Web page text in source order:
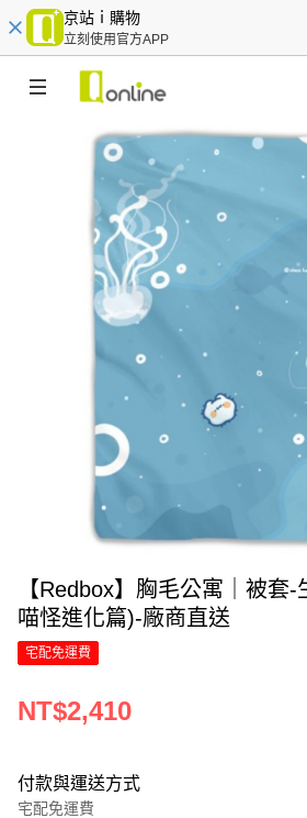
京站ｉ購物
立刻使用官方APP
【Redbox】胸毛公寓｜被套
喵怪進化篇)-廠商直送
宅配免運費
NT$2,410
付款與運送方式
宅配免運費